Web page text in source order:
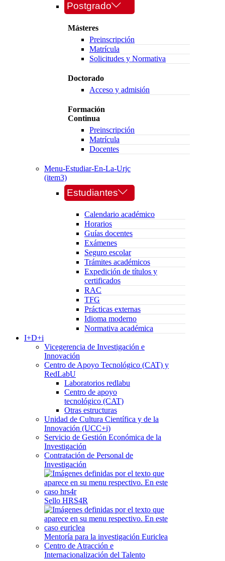
Postgrado
Másteres
Preinscripción
Matrícula
Solicitudes y Normativa
Doctorado
Acceso y admisión
Formación
Continua
Preinscripción
Matrícula
Docentes
Menu-Estudiar-En-La-Urjc
(item3)
Estudiantes
Calendario académico
Horarios
Guías docentes
Exámenes
Seguro escolar
Trámites académicos
Expedición de títulos y
certificados
RAC
TFG
Prácticas externas
Idioma moderno
Normativa académica
I+D+i
Vicegerencia de Investigación e
Innovación
Centro de Apoyo Tecnológico (CAT) y
RedLabU
Laboratorios redlabu
Centro de apoyo
tecnológico (CAT)
Otras estructuras
Unidad de Cultura Científica y de la
Innovación (UCC+i)
Servicio de Gestión Económica de la
Investigación
Contratación de Personal de
Investigación
Sello HRS4R
Mentoría para la investigación Euriclea
Centro de Atracción e
Internacionalización del Talento